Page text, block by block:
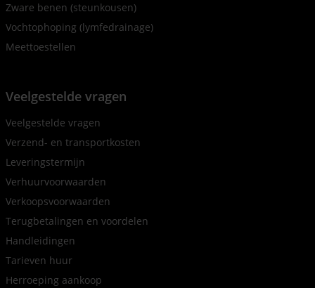
Zware benen (steunkousen)
Vochtophoping (lymfedrainage)
Meettoestellen
Veelgestelde vragen
Veelgestelde vragen
Verzend- en transportkosten
Leveringstermijn
Verhuurvoorwaarden
Verkoopsvoorwaarden
Terugbetalingen en voordelen
Handleidingen
Tarieven huur
Herroeping aankoop